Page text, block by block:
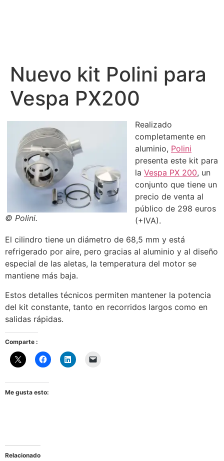
Nuevo kit Polini para
Vespa PX200
© Polini.
Realizado
completamente en
aluminio, Polini
presenta este kit para
la Vespa PX 200, un
conjunto que tiene un
precio de venta al
público de 298 euros
(+IVA).
El cilindro tiene un diámetro de 68,5 mm y está
refrigerado por aire, pero gracias al aluminio y al diseño
especial de las aletas, la temperatura del motor se
mantiene más baja.
Estos detalles técnicos permiten mantener la potencia
del kit constante, tanto en recorridos largos como en
salidas rápidas.
Comparte :
Me gusta esto:
Relacionado